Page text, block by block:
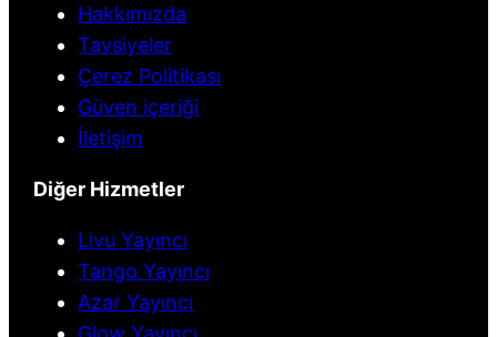
Hakkımızda
Tavsiyeler
Çerez Politikası
Güven içeriği
İletişim
Diğer Hizmetler
Livu Yayıncı
Tango Yayıncı
Azar Yayıncı